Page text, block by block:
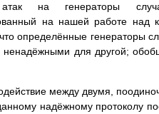
на генераторы
на нашей работе над
определённые генераторы
для другой;
между двумя,
надёжному протоколу